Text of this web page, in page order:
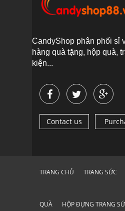
CandyShop phân phối sỉ
hàng quà tặng, hộp quà,
kiện...
Contact us
TRANG CHỦ TRANG SỨC
QUÀ HỘP ĐỰNG TRANG